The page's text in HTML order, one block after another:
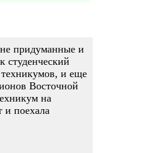
придуманные и
студенческий
и еще
Восточной
на
и поехала